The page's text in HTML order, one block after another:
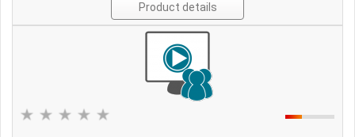
Product details